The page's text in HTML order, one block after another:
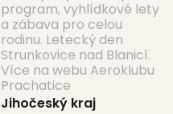
program, vyhlídkové lety
a zábava pro celou
rodinu. Letecký den
Strunkovice nad Blanicí.
Více na webu Aeroklubu
Prachatice
Jihočeský kraj